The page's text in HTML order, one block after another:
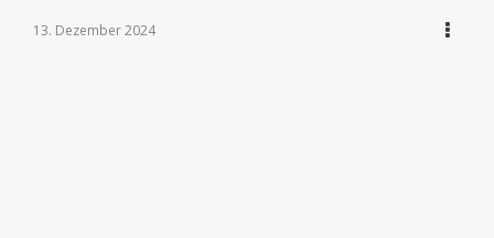
13. Dezember 2024